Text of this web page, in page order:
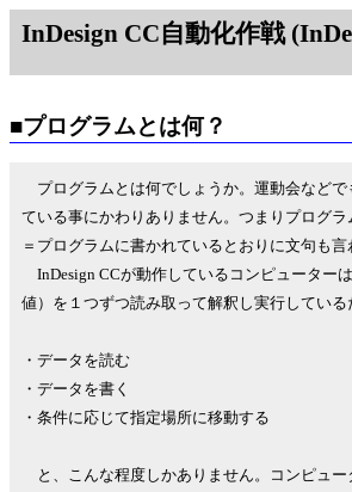
InDesign CC自動化作戦
■プログラムとは何？
プログラムとは何でしょうか。運動会など
ている事にかわりありません。つまりプログ
＝プログラムに書かれているとおりに文句も言
InDesign CCが動作しているコンピューター
値）を１つずつ読み取って解釈し実行している
・データを読む
・データを書く
・条件に応じて指定場所に移動する
と、こんな程度しかありません。コンピュ